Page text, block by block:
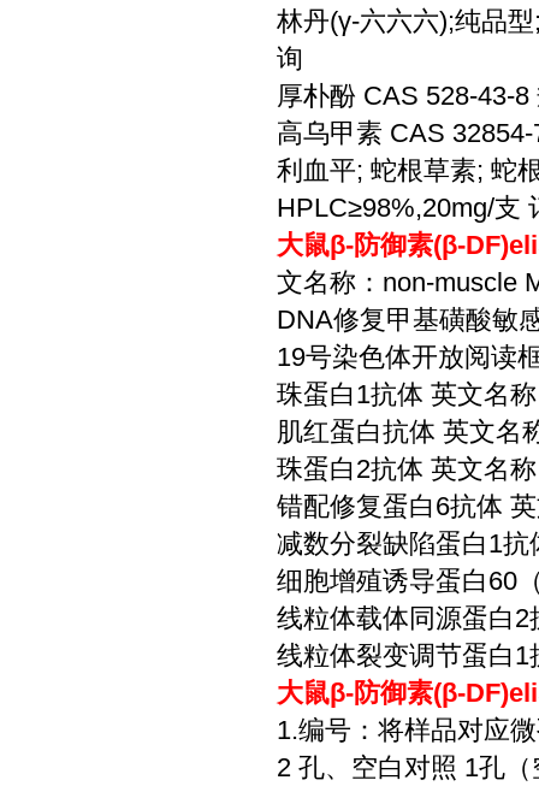
林丹(γ-六六六);纯品
询
厚朴酚 CAS 528-43-
高乌甲素 CAS
利血平; 蛇根草素; 蛇
HPLC≥98%,20mg/支
大鼠β-防御素(β-
文名称：non-muscle
DNA修复甲基磺酸敏
19号染色体开放阅读
珠蛋白1抗体 英文名
肌红蛋白抗体 英文名
珠蛋白2抗体 英文名
错配修复蛋白6抗体
减数分裂缺陷蛋白1
细胞增殖诱导蛋白60
线粒体载体同源蛋白
线粒体裂变调节蛋白
大鼠β-防御素(β-
1.编号：将样品对应
2 孔、空白对照 1孔